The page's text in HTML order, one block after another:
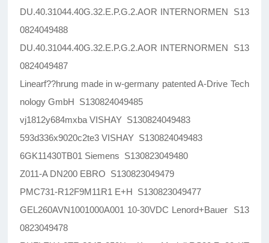
DU.40.31044.40G.32.E.P.G.2.AOR INTERNORMEN S13
0824049488
DU.40.31044.40G.32.E.P.G.2.AOR INTERNORMEN S13
0824049487
Linearf??hrung made in w-germany patented A-Drive Tech
nology GmbH S130824049485
vj1812y684mxba VISHAY S130824049483
593d336x9020c2te3 VISHAY S130824049483
6GK11430TB01 Siemens S130823049480
Z011-A DN200 EBRO S130823049479
PMC731-R12F9M11R1 E+H S130823049477
GEL260AVN1001000A001 10-30VDC Lenord+Bauer S13
0823049478